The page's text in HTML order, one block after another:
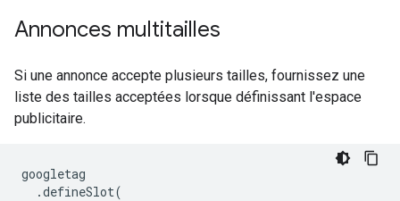
Annonces multitailles
Si une annonce accepte plusieurs tailles, fournissez une
liste des tailles acceptées lorsque définissant l'espace
publicitaire.
googletag
.defineSlot(